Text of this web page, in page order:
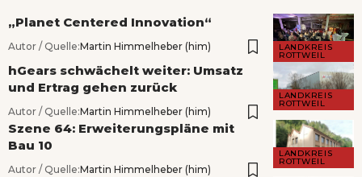
LANDKREIS
ROTTWEIL
„Planet Centered Innovation“
Autor / Quelle:Martin Himmelheber (him)
LANDKREIS
ROTTWEIL
hGears schwächelt weiter: Umsatz
und Ertrag gehen zurück
Autor / Quelle:Martin Himmelheber (him)
LANDKREIS
ROTTWEIL
Szene 64: Erweiterungspläne mit
Bau 10
Autor / Quelle:Martin Himmelheber (him)